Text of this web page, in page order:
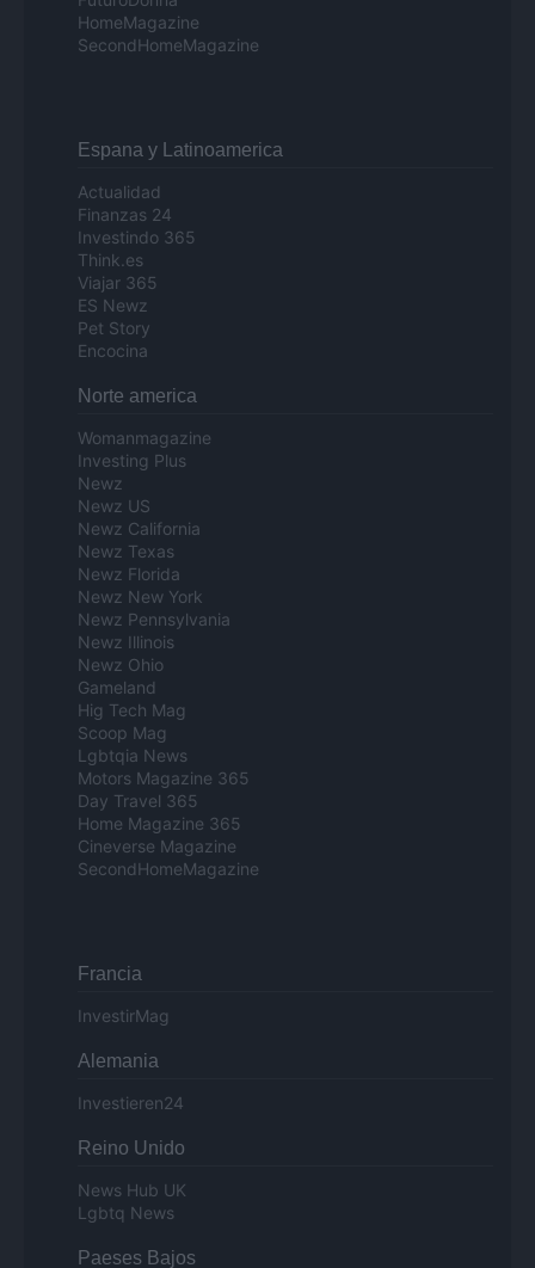
HomeMagazine
SecondHomeMagazine
Espana y Latinoamerica
Actualidad
Finanzas 24
Investindo 365
Think.es
Viajar 365
ES Newz
Pet Story
Encocina
Norte america
Womanmagazine
Investing Plus
Newz
Newz US
Newz California
Newz Texas
Newz Florida
Newz New York
Newz Pennsylvania
Newz Illinois
Newz Ohio
Gameland
Hig Tech Mag
Scoop Mag
Lgbtqia News
Motors Magazine 365
Day Travel 365
Home Magazine 365
Cineverse Magazine
SecondHomeMagazine
Francia
InvestirMag
Alemania
Investieren24
Reino Unido
News Hub UK
Lgbtq News
Paeses Bajos